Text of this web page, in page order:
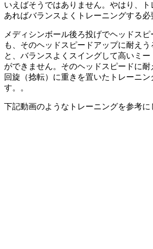
いえばそうではありません。やはり、
あればバランスよくトレーニングする必
メディシンボール後ろ投げでヘッドスピ
も、そのヘッドスピードアップに耐え
と、バランスよくスイングして高いミー
ができません。そのヘッドスピードに
回旋（捻転）に重きを置いたトレーニン
す。。
下記動画のようなトレーニングを参考に